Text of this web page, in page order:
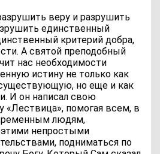
веру и разрушить
единственный
критерий добра,
А святой преподобный
нас необходимости
истину не только как
но еще и как
И он написал свою
«Лествица», помогая всем, в
людям,
непростыми
подниматься по